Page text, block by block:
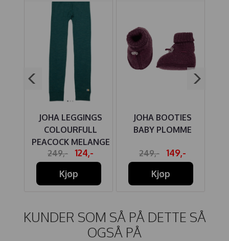
JOHA LEGGINGS
COLOURFULL
PEACOCK MELANGE
249,-
124,-
Kjøp
JOHA BOOTIES
BABY PLOMME
249,-
149,-
Kjøp
KUNDER SOM SÅ PÅ DETTE SÅ
OGSÅ PÅ